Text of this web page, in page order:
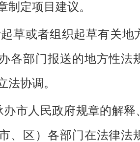
制定项目建议。
草或者组织起草有关地
各部门报送的地方性法
法协调。
办市人民政府规章的解
、区）各部门在法律法